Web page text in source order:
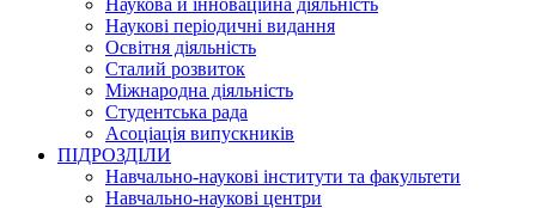
Наукові періодичні видання
Освітня діяльність
Сталий розвиток
Міжнародна діяльність
Студентська рада
Асоціація випускників
ПІДРОЗДІЛИ
Навчально-наукові інститути та факультети
Навчально-наукові центри